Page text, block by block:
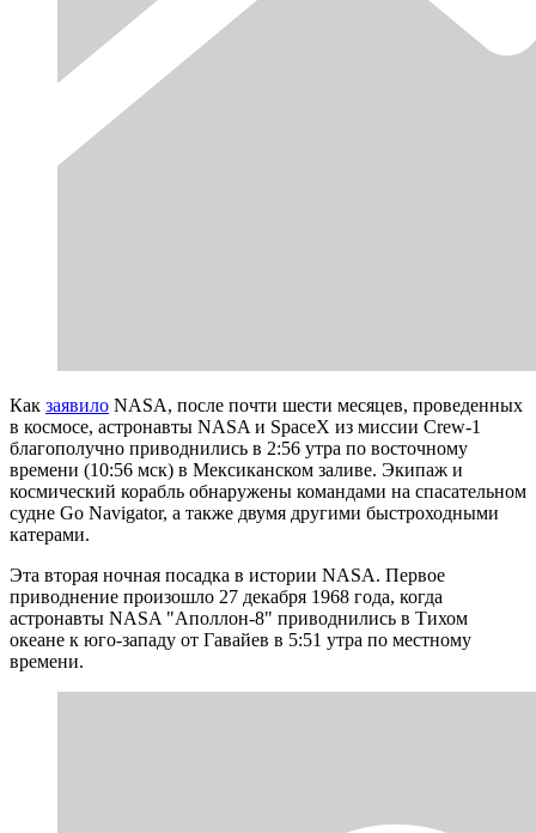
Как заявило NASA, после почти шести месяцев, проведенных
в космосе, астронавты NASA и SpaceX из миссии Crew-1
благополучно приводнились в 2:56 утра по восточному
времени (10:56 мск) в Мексиканском заливе. Экипаж и
космический корабль обнаружены командами на спасательном
судне Go Navigator, а также двумя другими быстроходными
катерами.
Эта вторая ночная посадка в истории NASA. Первое
приводнение произошло 27 декабря 1968 года, когда
астронавты NASA "Аполлон-8" приводнились в Тихом
океане к юго-западу от Гавайев в 5:51 утра по местному
времени.